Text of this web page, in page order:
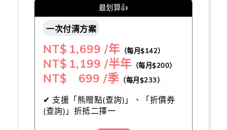
最划算👍
一次付清方案
NT$ 1,699 /年（每月$142）
NT$ 1,199 /半年（每月$200）
NT$ 699 /季 （每月$233）
✔ 支援「熊贈點(查詢)」、「折價券
(查詢)」折抵二擇一